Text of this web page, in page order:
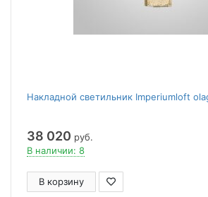
Накладной светильник Imperiumloft
38 020 руб.
В наличии: 8
В корзину